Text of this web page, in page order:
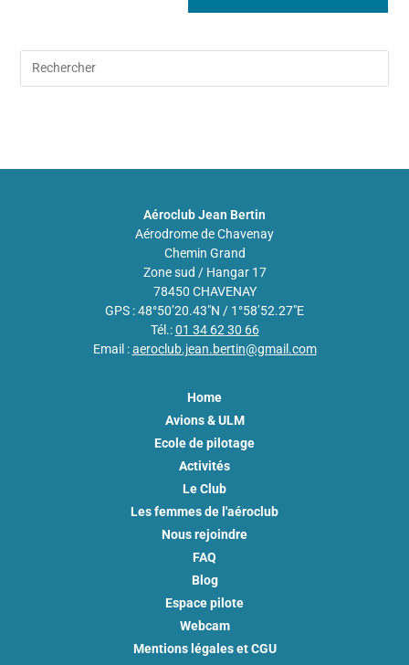
Aéroclub Jean Bertin
Aérodrome de Chavenay
Chemin Grand
Zone sud / Hangar 17
78450 CHAVENAY
GPS : 48°50’20.43″N / 1°58’52.27″E
Tél.: 01 34 62 30 66
Email :aeroclub.jean.bertin@gmail.com
Home
Avions & ULM
Ecole de pilotage
Activités
Le Club
Les femmes de l'aéroclub
Nous rejoindre
FAQ
Blog
Espace pilote
Webcam
Mentions légales et CGU